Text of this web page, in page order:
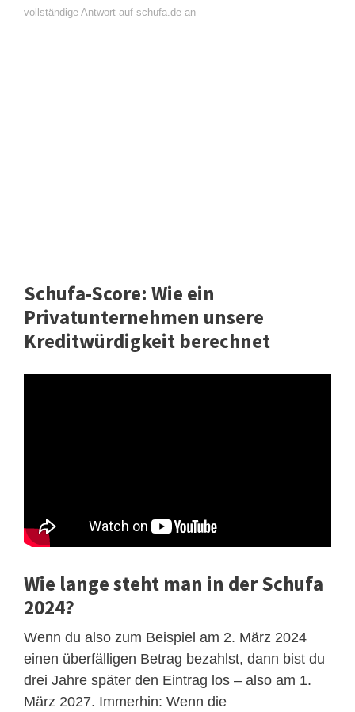
vollständige Antwort auf schufa.de an
Schufa-Score: Wie ein
Privatunternehmen unsere
Kreditwürdigkeit berechnet
Wie lange steht man in der Schufa
2024?
Wenn du also zum Beispiel am 2. März 2024
einen überfälligen Betrag bezahlst, dann bist du
drei Jahre später den Eintrag los – also am 1.
März 2027. Immerhin: Wenn die